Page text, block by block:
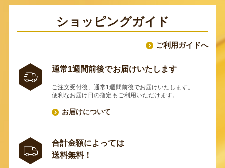
ショッピングガイド
ご利用ガイドへ
通常1週間前後でお届けいたします
ご注文受付後、通常1週間前後でお届けいたします。
便利なお届け日の指定もご利用いただけます。
お届けについて
合計金額によっては
送料無料！